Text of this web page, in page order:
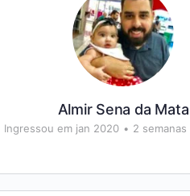
Almir Sena da Mata
Ingressou em jan 2020 • 2